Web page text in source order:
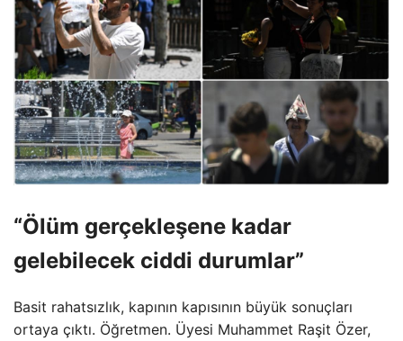
“Ölüm gerçekleşene kadar
gelebilecek ciddi durumlar”
Basit rahatsızlık, kapının kapısının büyük sonuçları
ortaya çıktı. Öğretmen. Üyesi Muhammet Raşit Özer,